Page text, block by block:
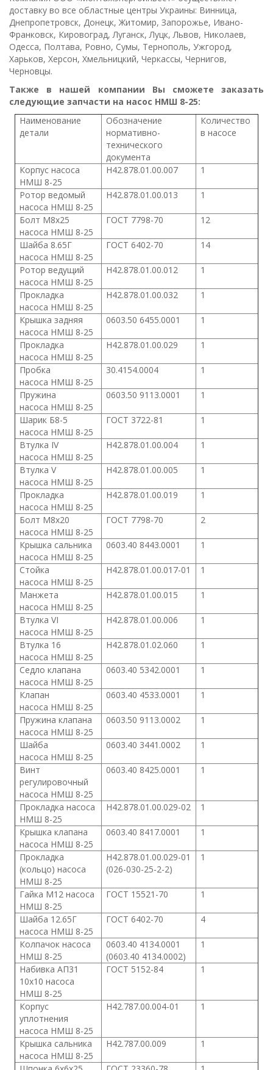
доставку во все областные центры Украины: Винница,
Днепропетровск, Донецк, Житомир, Запорожье, Ивано-
Франковск, Кировоград, Луганск, Луцк, Львов, Николаев,
Одесса, Полтава, Ровно, Сумы, Тернополь, Ужгород,
Харьков, Херсон, Хмельницкий, Черкассы, Чернигов,
Черновцы.
Также в нашей компании Вы сможете заказать
следующие запчасти на насос НМШ 8-25:
Наименование
детали
Обозначение
нормативно-
технического
документа
Количество
в насосе
Корпус насоса
НМШ 8-25
Н42.878.01.00.007 1
Ротор ведомый
насоса НМШ 8-25
Н42.878.01.00.013 1
Болт М8х25
насоса НМШ 8-25
ГОСТ 7798-70 12
Шайба 8.65Г
насоса НМШ 8-25
ГОСТ 6402-70 14
Ротор ведущий
насоса НМШ 8-25
Н42.878.01.00.012 1
Прокладка
насоса НМШ 8-25
Н42.878.01.00.032 1
Крышка задняя
насоса НМШ 8-25
0603.50 6455.0001 1
Прокладка
насоса НМШ 8-25
Н42.878.01.00.029 1
Пробка
насоса НМШ 8-25
30.4154.0004 1
Пружина
насоса НМШ 8-25
0603.50 9113.0001 1
Шарик Б8-5
насоса НМШ 8-25
ГОСТ 3722-81 1
Втулка IV
насоса НМШ 8-25
Н42.878.01.00.004 1
Втулка V
насоса НМШ 8-25
Н42.878.01.00.005 1
Прокладка
насоса НМШ 8-25
Н42.878.01.00.019 1
Болт М8х20
насоса НМШ 8-25
ГОСТ 7798-70 2
Крышка сальника
насоса НМШ 8-25
0603.40 8443.0001 1
Стойка
насоса НМШ 8-25
Н42.878.01.00.017-01 1
Манжета
насоса НМШ 8-25
Н42.878.01.00.015 1
Втулка VI
насоса НМШ 8-25
Н42.878.01.00.006 1
Втулка 16
насоса НМШ 8-25
Н42.878.01.02.060 1
Седло клапана
насоса НМШ 8-25
0603.40 5342.0001 1
Клапан
насоса НМШ 8-25
0603.40 4533.0001 1
Пружина клапана
насоса НМШ 8-25
0603.50 9113.0002 1
Шайба
насоса НМШ 8-25
0603.40 3441.0002 1
Винт
регулировочный
насоса НМШ 8-25
0603.40 8425.0001 1
Прокладка насоса
НМШ 8-25
Н42.878.01.00.029-02 1
Крышка клапана
насоса НМШ 8-25
0603.40 8417.0001 1
Прокладка
(кольцо) насоса
НМШ 8-25
Н42.878.01.00.029-01
(026-030-25-2-2)
1
Гайка М12 насоса
НМШ 8-25
ГОСТ 15521-70 1
Шайба 12.65Г
насоса НМШ 8-25
ГОСТ 6402-70 4
Колпачок насоса
НМШ 8-25
0603.40 4134.0001
(0603.40 4134.0002)
1
Набивка АП31
10х10 насоса
НМШ 8-25
ГОСТ 5152-84 1
Корпус
уплотнения
насоса НМШ 8-25
Н42.787.00.004-01 1
Крышка сальника
насоса НМШ 8-25
Н42.787.00.009 1